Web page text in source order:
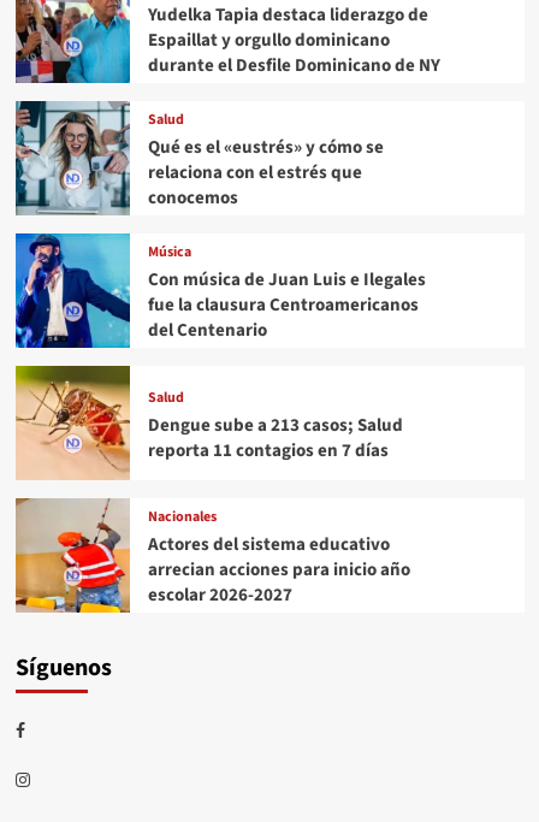
Yudelka Tapia destaca liderazgo de
Espaillat y orgullo dominicano
durante el Desfile Dominicano de NY
Salud
Qué es el «eustrés» y cómo se
relaciona con el estrés que
conocemos
Música
Con música de Juan Luis e Ilegales
fue la clausura Centroamericanos
del Centenario
Salud
Dengue sube a 213 casos; Salud
reporta 11 contagios en 7 días
Nacionales
Actores del sistema educativo
arrecian acciones para inicio año
escolar 2026-2027
Síguenos